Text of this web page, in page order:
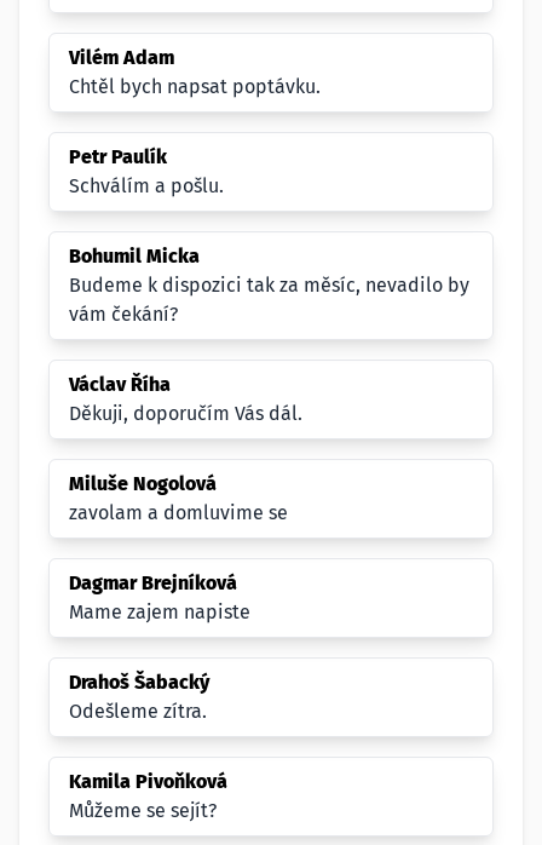
Vilém Adam
Chtěl bych napsat poptávku.
Petr Paulík
Schválím a pošlu.
Bohumil Micka
Budeme k dispozici tak za měsíc, nevadilo by
vám čekání?
Václav Říha
Děkuji, doporučím Vás dál.
Miluše Nogolová
zavolam a domluvime se
Dagmar Brejníková
Mame zajem napiste
Drahoš Šabacký
Odešleme zítra.
Kamila Pivoňková
Můžeme se sejít?